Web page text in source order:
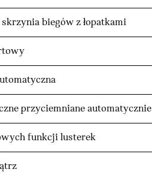
biegów z łopatkami
przyciemniane automatycznie
funkcji lusterek